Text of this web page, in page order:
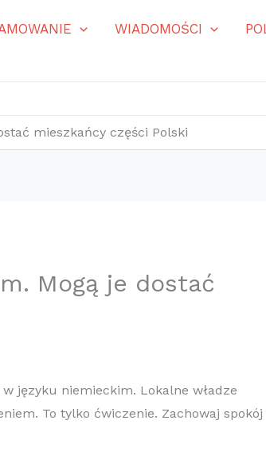
WIADOMOŚCI
mieszkańcy części Polski
Mogą je dostać
języku niemieckim. Lokalne władze
To tylko ćwiczenie. Zachowaj spokój